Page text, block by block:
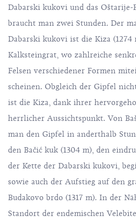
Dabarski kukovi und das Oštarije-
braucht man zwei Stunden. Der
Dabarski kukovi ist die Kiza (1274
Kalksteingrat, wo zahlreiche
Felsen verschiedener Formen
scheinen. Obgleich der Gipfel
ist die Kiza, dank ihrer
herrlicher Aussichtspunkt. Von
man den Gipfel in anderthalb
den Bačić kuk (1304 m), den
der Kette der Dabarski kukovi,
sowie auch der Aufstieg auf den
Budakovo brdo (1317 m). In der
Standort der endemischen